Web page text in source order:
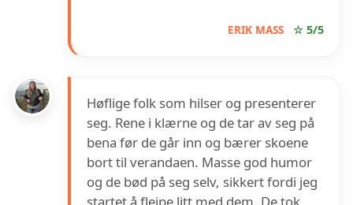
ERIK MASS ☆ 5/5
Høflige folk som hilser og presenterer
seg. Rene i klærne og de tar av seg på
bena før de går inn og bærer skoene
bort til verandaen. Masse god humor
og de bød på seg selv, sikkert fordi jeg